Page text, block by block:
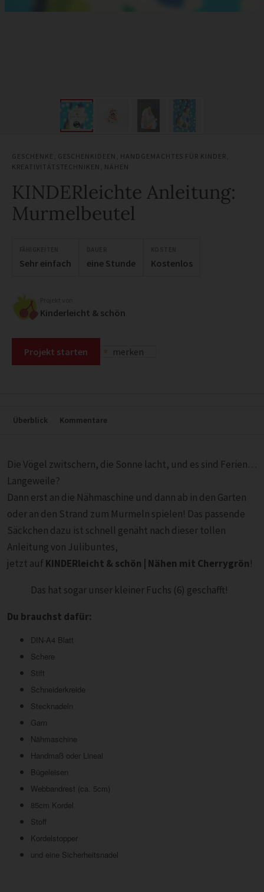
GESCHENKE GESCHENKIDEEN HANDGEMACHTES FÜR KINDER
KREATIVITÄTSTECHNIKEN
NÄHEN
KINDERleichte Anleitung:
Murmelbeutel
Sehr einfach eine Stunde Kostenlos
Kinderleicht & schön
Projekt starten merken
Überblick Kommentare
Die Vögel zwitschern, die Sonne lacht, und es sind Ferien…
Langeweile?
Dann erst an die Nähmaschine und dann ab in den Garten
oder an den Strand zum Murmeln spielen! Das passende
Säckchen dazu ist schnell genäht nach dieser tollen
Anleitung von Julibuntes,
jetzt auf KINDERleicht & schön | Nähen mit Cherrygrön!
Das hat sogar unser kleiner Fuchs (6) geschafft!
Du brauchst dafür:
DIN-A4 Blatt
Schere
Stift
Schneiderkreide
Stecknadeln
Garn
Nähmaschine
Handmaß oder Lineal
Bügeleisen
Webbandrest (ca. 5cm)
85cm Kordel
Stoff
Kordelstopper
und eine Sicherheitsnadel